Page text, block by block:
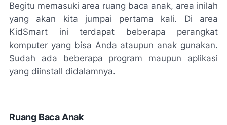
Begitu memasuki area ruang baca anak, area inilah
yang akan kita jumpai pertama kali. Di area
KidSmart ini terdapat beberapa perangkat
komputer yang bisa Anda ataupun anak gunakan.
Sudah ada beberapa program maupun aplikasi
yang diinstall didalamnya.
Ruang Baca Anak